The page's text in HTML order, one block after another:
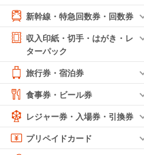
新幹線・特急回数券・回数券
収入印紙・切手・はがき・レ
ターパック
旅行券・宿泊券
食事券・ビール券
レジャー券・入場券・引換券
プリペイドカード